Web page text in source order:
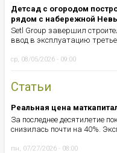
Детсад с огородом
рядом с набережной
Setl Group завершил
ввод в эксплуатацию
ср, 08/05/2026 - 09:00
Статьи
Реальная цена
За последнее десятилетие
снизилась почти на 40%.
пн, 07/27/2026 - 08:00